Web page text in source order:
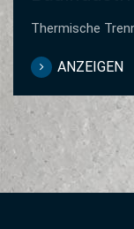
Thermische
ANZEIGEN